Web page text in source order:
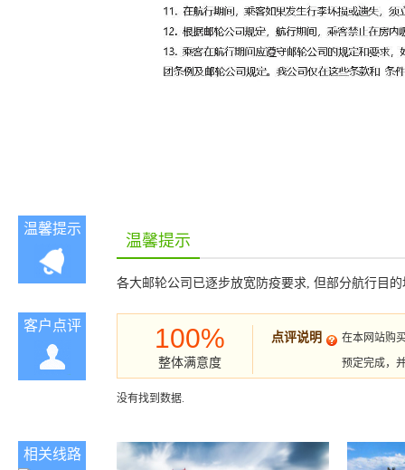
温馨提示
温馨提示
各大邮轮公司已逐步放宽防疫要求, 但部分航行目
客户点评 100%
整体满意度
点评说明
在本网站购
预定完成，
没有找到数据.
相关线路